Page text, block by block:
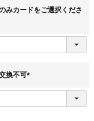
みカードをご選択くださ
換不可
須